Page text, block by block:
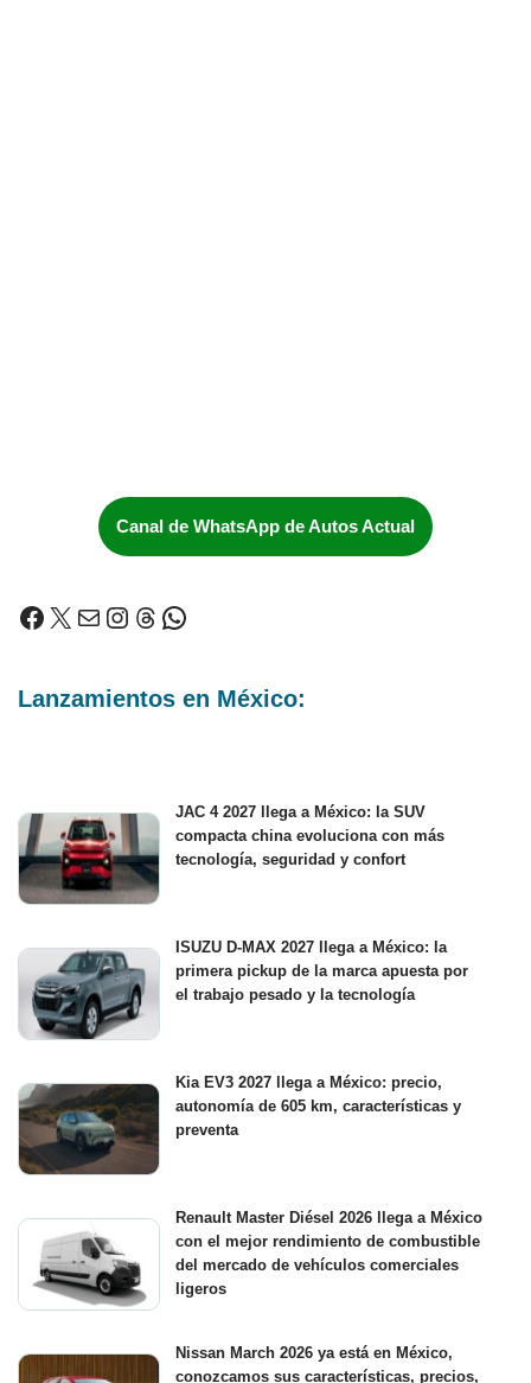
Canal de WhatsApp de Autos Actual
Lanzamientos en México:
JAC 4 2027 llega a México: la SUV
compacta china evoluciona con más
tecnología, seguridad y confort
ISUZU D-MAX 2027 llega a México: la
primera pickup de la marca apuesta por
el trabajo pesado y la tecnología
Kia EV3 2027 llega a México: precio,
autonomía de 605 km, características y
preventa
Renault Master Diésel 2026 llega a México
con el mejor rendimiento de combustible
del mercado de vehículos comerciales
ligeros
Nissan March 2026 ya está en México,
conozcamos sus características, precios,